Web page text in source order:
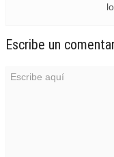
Escribe un